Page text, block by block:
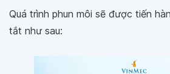
Quá trình phun môi sẽ được tiến
tắt như sau: